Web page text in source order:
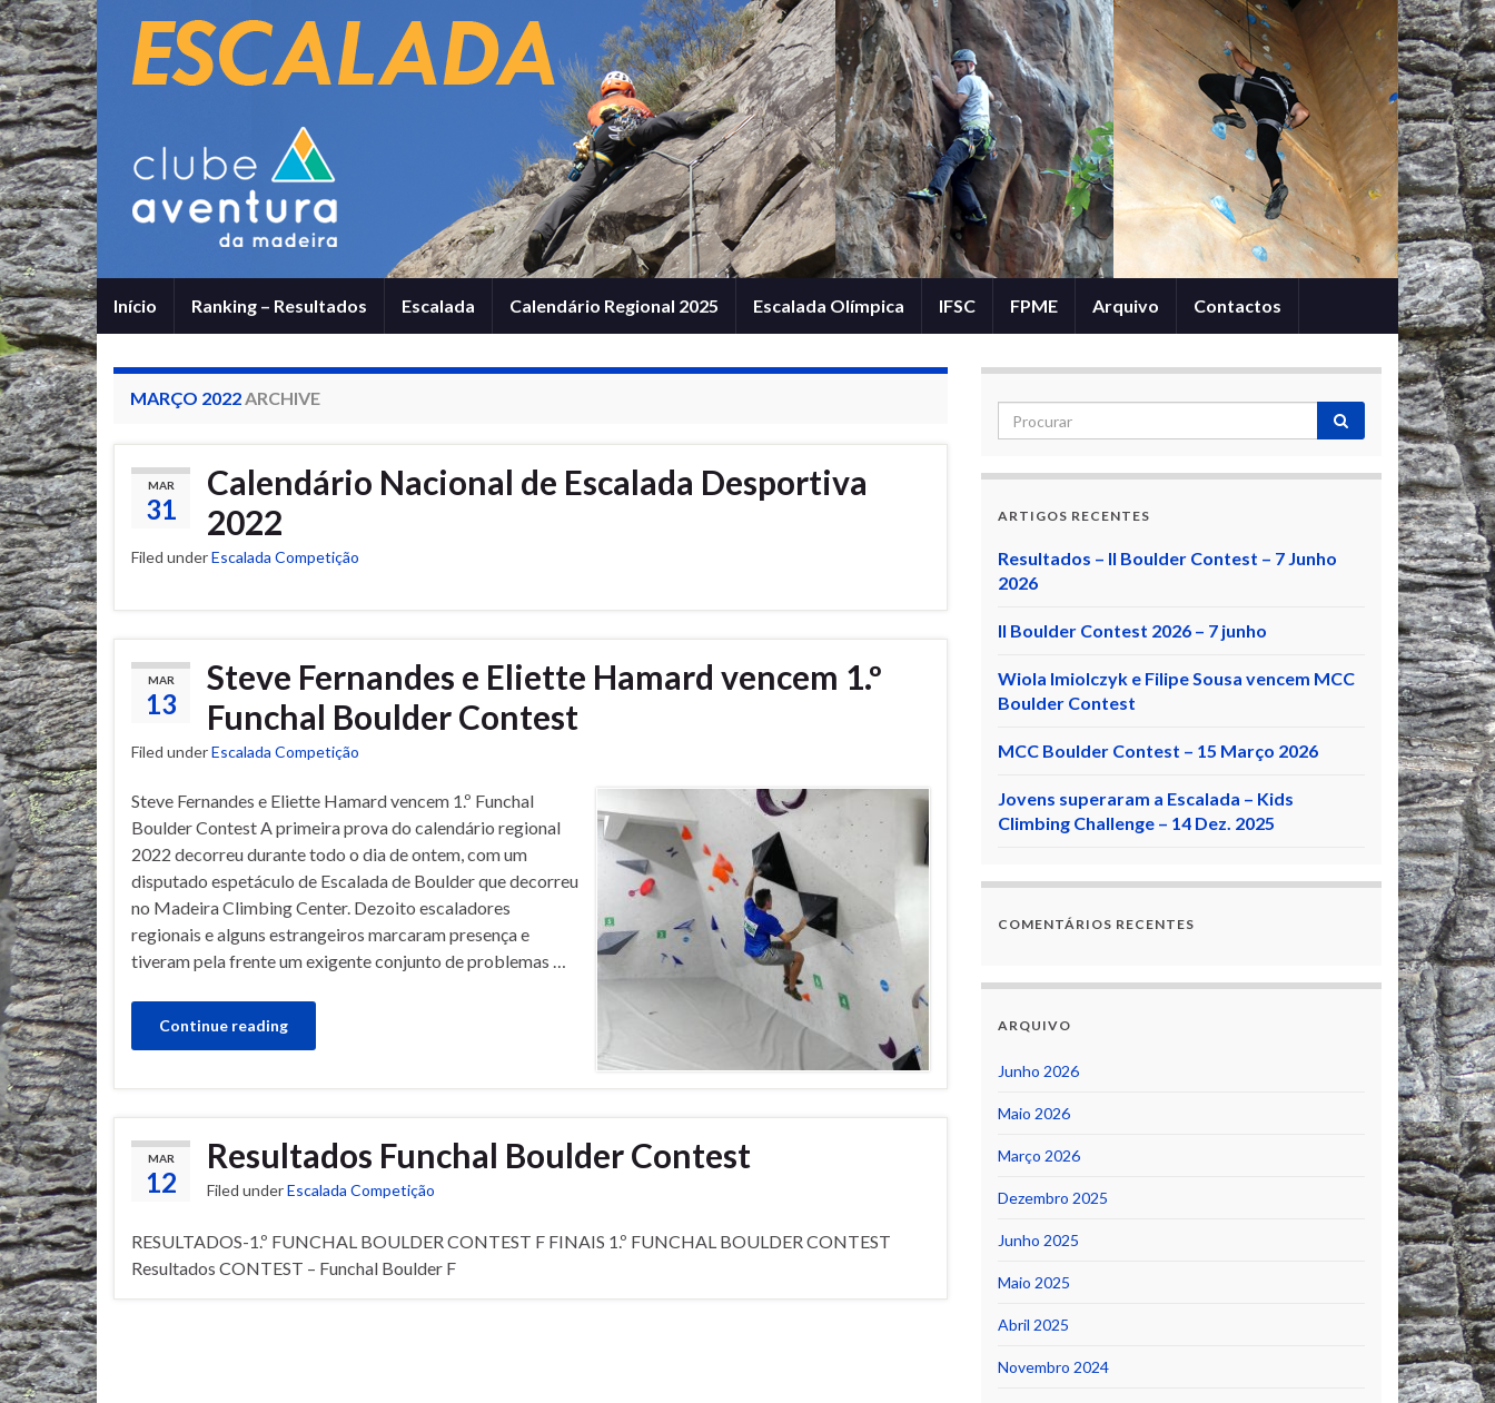
Início Ranking – Resultados Escalada Calendário Regional 2025 Escalada Olímpica IFSC FPME Arquivo Contactos
MARÇO 2022ARCHIVE
MAR
31
Calendário Nacional de Escalada Desportiva
2022
Filed underEscalada Competição
MAR
13
Steve Fernandes e Eliette Hamard vencem 1.º
Funchal Boulder Contest
Filed underEscalada Competição
Steve Fernandes e Eliette Hamard vencem 1.º Funchal
Boulder Contest A primeira prova do calendário regional
2022 decorreu durante todo o dia de ontem, com um
disputado espetáculo de Escalada de Boulder que decorreu
no Madeira Climbing Center. Dezoito escaladores
regionais e alguns estrangeiros marcaram presença e
tiveram pela frente um exigente conjunto de problemas …
Continue reading
MAR
12
Resultados Funchal Boulder Contest
Filed underEscalada Competição
RESULTADOS-1.º FUNCHAL BOULDER CONTEST F FINAIS 1.º FUNCHAL BOULDER CONTEST
Resultados CONTEST – Funchal Boulder F
ARTIGOS RECENTES
Resultados – II Boulder Contest – 7 Junho
2026
II Boulder Contest 2026 – 7 junho
Wiola Imiolczyk e Filipe Sousa vencem MCC
Boulder Contest
MCC Boulder Contest – 15 Março 2026
Jovens superaram a Escalada – Kids
Climbing Challenge – 14 Dez. 2025
COMENTÁRIOS RECENTES
ARQUIVO
Junho 2026
Maio 2026
Março 2026
Dezembro 2025
Junho 2025
Maio 2025
Abril 2025
Novembro 2024